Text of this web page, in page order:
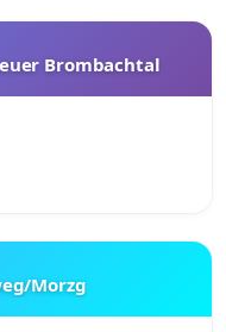
Brombachtal
Morzg